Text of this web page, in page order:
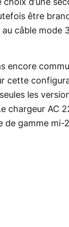
d’une
être
câble mode
encore
cette
les
chargeur AC
de gamme mi-